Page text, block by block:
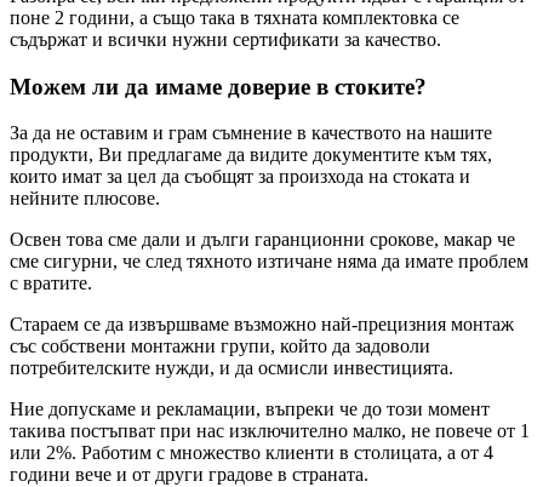
поне 2 години, а също така в тяхната комплектовка се
съдържат и всички нужни сертификати за качество.
Можем ли да имаме доверие в стоките?
За да не оставим и грам съмнение в качеството на нашите
продукти, Ви предлагаме да видите документите към тях,
които имат за цел да съобщят за произхода на стоката и
нейните плюсове.
Освен това сме дали и дълги гаранционни срокове, макар че
сме сигурни, че след тяхното изтичане няма да имате проблем
с вратите.
Стараем се да извършваме възможно най-прецизния монтаж
със собствени монтажни групи, който да задоволи
потребителските нужди, и да осмисли инвестицията.
Ние допускаме и рекламации, въпреки че до този момент
такива постъпват при нас изключително малко, не повече от 1
или 2%. Работим с множество клиенти в столицата, а от 4
години вече и от други градове в страната.